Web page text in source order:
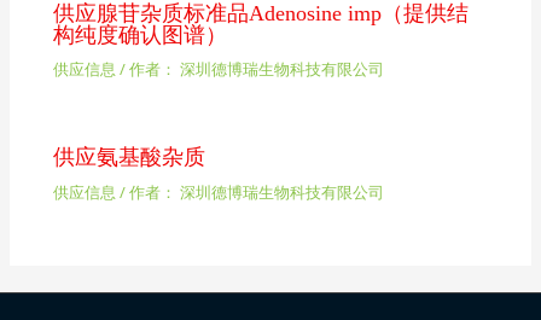
供应腺苷杂质标准品Adenosine imp（提供结
构纯度确认图谱）
供应信息 / 作者： 深圳德博瑞生物科技有限公司
供应氨基酸杂质
供应信息 / 作者： 深圳德博瑞生物科技有限公司